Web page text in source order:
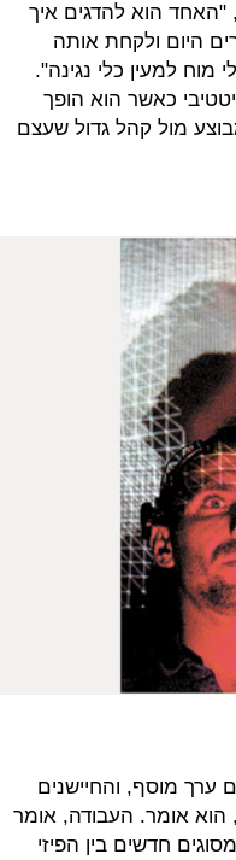
"האחד הוא להדגים איך
היום ולקחת אותה
למעין כלי נגינה".
כאשר הוא הופך
מול קהל גדול שעצם
ערך מוסף, והחיישנים
הוא אומר. העבודה, אומר
חדשים בין הפיזי